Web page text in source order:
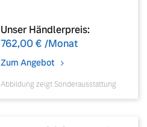
Unser Händlerpreis:
762,00 € /Monat
Zum Angebot
Abbildung zeigt Sonderausstattung